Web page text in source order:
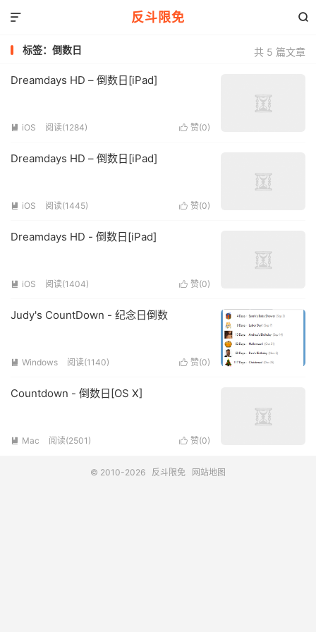
反斗限免 

共 5 篇文章
标签：倒数日
Dreamdays HD – 倒数日[iPad]
 赞(0)
 iOS 阅读(1284)
Dreamdays HD – 倒数日[iPad]
 赞(0)
 iOS 阅读(1445)
Dreamdays HD - 倒数日[iPad]
 赞(0)
 iOS 阅读(1404)
Judy's CountDown - 纪念日倒数
 赞(0)
 Windows 阅读(1140)
Countdown - 倒数日[OS X]
 赞(0)
 Mac 阅读(2501)
© 2010-2026 反斗限免 网站地图